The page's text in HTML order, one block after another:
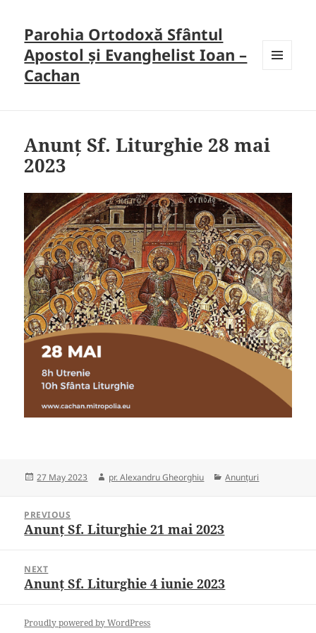
Parohia Ortodoxă Sfântul
Apostol și Evanghelist Ioan –
Cachan
Anunț Sf. Liturghie 28 mai
2023
Posted
27 May 2023 Author
pr. Alexandru Gheorghiu Categories
Anunțuri
navigation
PREVIOUS
Previous
Anunț Sf. Liturghie 21 mai 2023
NEXT
Next
Anunț Sf. Liturghie 4 iunie 2023
Proudly powered by WordPress